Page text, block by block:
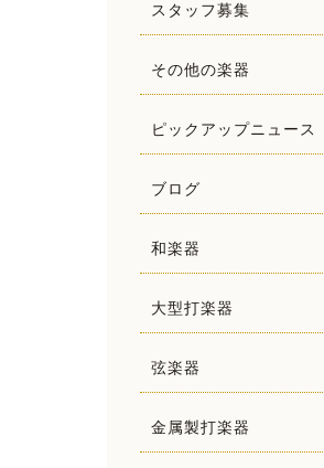
スタッフ募集
その他の楽器
ピックアップニュース
ブログ
和楽器
大型打楽器
弦楽器
金属製打楽器